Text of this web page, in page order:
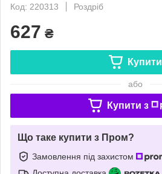
Код: 220313
Роздріб
627 ₴
Купити
або
Купити з
Що таке купити з Пром?
Замовлення під захистом